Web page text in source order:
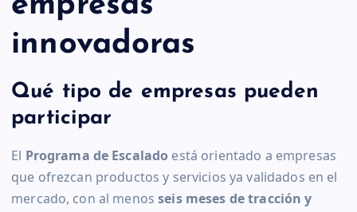
innovadoras
Qué tipo de empresas pueden
participar
El Programa de Escalado está orientado a empresas
que ofrezcan productos y servicios ya validados en el
mercado, con al menosseis meses de tracción y